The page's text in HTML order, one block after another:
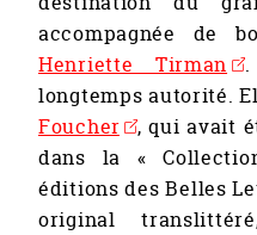
accompagnée de
Henriette Tirman
longtemps autorité.
Foucher
, qui avait
dans la «
éditions des Belles
original